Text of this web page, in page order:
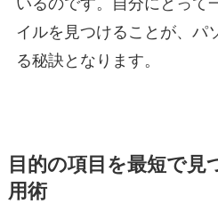
イルを見つけることが、パ
る秘訣となります。
目的の項目を最短で見
用術